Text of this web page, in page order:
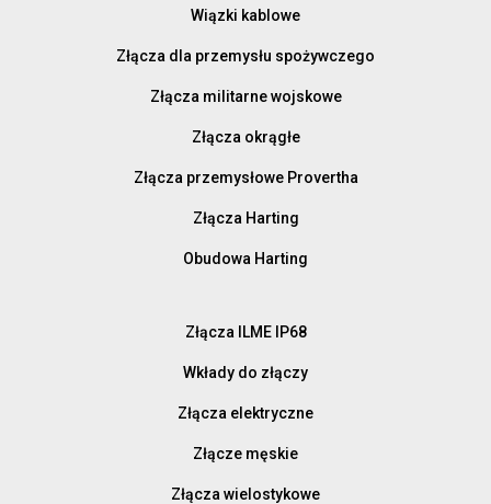
Wiązki kablowe
Złącza dla przemysłu spożywczego
Złącza militarne wojskowe
Złącza okrągłe
Złącza przemysłowe Provertha
Złącza Harting
Obudowa Harting
Złącza ILME IP68
Wkłady do złączy
Złącza elektryczne
Złącze męskie
Złącza wielostykowe